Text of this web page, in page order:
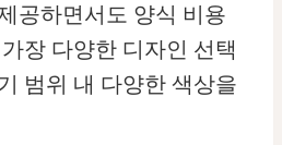
공하면서도 양식 비용
장 다양한 디자인 선택
범위 내 다양한 색상을